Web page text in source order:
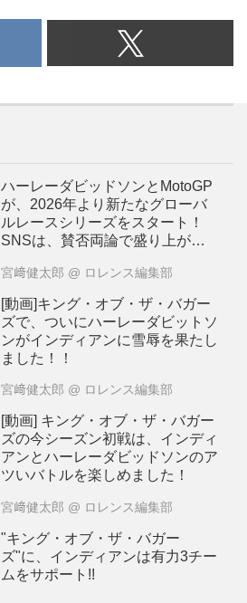
ハーレーダビッドソンとMotoGP
が、2026年より新たなグローバ
ルレースシリーズをスタート！
SNSは、賛否両論で盛り上がっ
宮﨑健太郎 @ ロレンス編集部
[動画]キング・オブ・ザ・バガー
ズで、ついにハーレーダビットソ
ンがインディアンに雪辱を果たし
ました！！
宮﨑健太郎 @ ロレンス編集部
[動画] キング・オブ・ザ・バガー
ズの今シーズン初戦は、インディ
アンとハーレーダビッドソンのア
ツいバトルを楽しめました！
宮﨑健太郎 @ ロレンス編集部
"キング・オブ・ザ・バガー
ズ"に、インディアンは有力3チー
ムをサポート!!